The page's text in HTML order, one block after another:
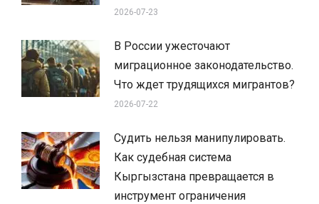
2026-07-23
В России ужесточают
миграционное законодательство.
Что ждет трудящихся мигрантов?
2026-07-22
Судить нельзя манипулировать.
Как судебная система
Кыргызстана превращается в
инструмент ограничения